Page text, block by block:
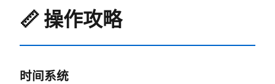
📏 操作攻略
时间系统